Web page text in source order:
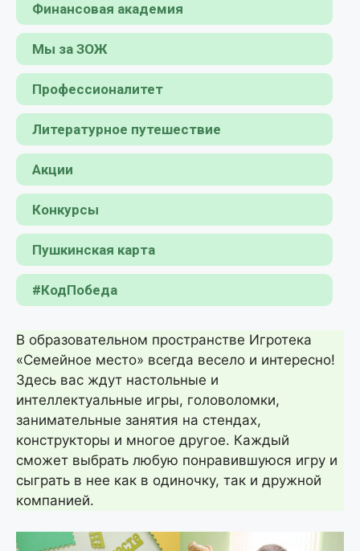
Финансовая академия
Мы за ЗОЖ
Профессионалитет
Литературное путешествие
Акции
Конкурсы
Пушкинская карта
#КодПобеда
В образовательном пространстве Игротека
«Семейное место» всегда весело и интересно!
Здесь вас ждут настольные и
интеллектуальные игры, головоломки,
занимательные занятия на стендах,
конструкторы и многое другое. Каждый
сможет выбрать любую понравившуюся игру и
сыграть в нее как в одиночку, так и дружной
компанией.